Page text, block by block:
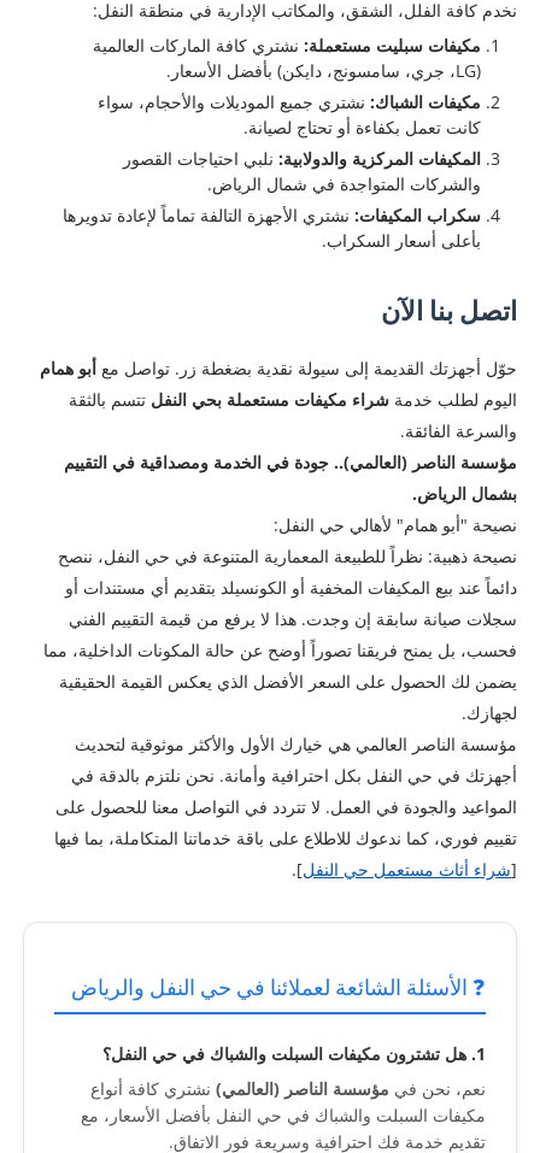
​نخدم كافة الفلل، الشقق، والمكاتب الإدارية في منطقة النفل:
مكيفات سبليت مستعملة:نشتري كافة الماركات العالمية
(LG، جري، سامسونج، دايكن) بأفضل الأسعار.
مكيفات الشباك:نشتري جميع الموديلات والأحجام، سواء
كانت تعمل بكفاءة أو تحتاج لصيانة.
المكيفات المركزية والدولابية:نلبي احتياجات القصور
والشركات المتواجدة في شمال الرياض.
سكراب المكيفات:نشتري الأجهزة التالفة تماماً لإعادة تدويرها
بأعلى أسعار السكراب.
اتصل بنا الآن
​حوّل أجهزتك القديمة إلى سيولة نقدية بضغطة زر. تواصل مع أبو همام
اليوم لطلب خدمة شراء مكيفات مستعملة بحي النفل تتسم بالثقة
والسرعة الفائقة.
مؤسسة الناصر (العالمي).. جودة في الخدمة ومصداقية في التقييم
بشمال الرياض.
نصيحة "أبو همام" لأهالي حي النفل:
​نصيحة ذهبية: نظراً للطبيعة المعمارية المتنوعة في حي النفل، ننصح
دائماً عند بيع المكيفات المخفية أو الكونسيلد بتقديم أي مستندات أو
سجلات صيانة سابقة إن وجدت. هذا لا يرفع من قيمة التقييم الفني
فحسب، بل يمنح فريقنا تصوراً أوضح عن حالة المكونات الداخلية، مما
يضمن لك الحصول على السعر الأفضل الذي يعكس القيمة الحقيقية
لجهازك.
مؤسسة الناصر العالمي هي خيارك الأول والأكثر موثوقية لتحديث
أجهزتك في حي النفل بكل احترافية وأمانة. نحن نلتزم بالدقة في
المواعيد والجودة في العمل. لا تتردد في التواصل معنا للحصول على
تقييم فوري، كما ندعوك للاطلاع على باقة خدماتنا المتكاملة، بما فيها
[شراء أثاث مستعمل حي النفل].
❓ الأسئلة الشائعة لعملائنا في حي النفل والرياض
1. هل تشترون مكيفات السبلت والشباك في حي النفل؟
نعم، نحن في مؤسسة الناصر (العالمي)نشتري كافة أنواع
مكيفات السبلت والشباك في حي النفل بأفضل الأسعار، مع
تقديم خدمة فك احترافية وسريعة فور الاتفاق.